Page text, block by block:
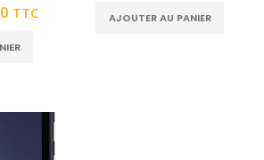
TTC AJOUTER AU PANIER